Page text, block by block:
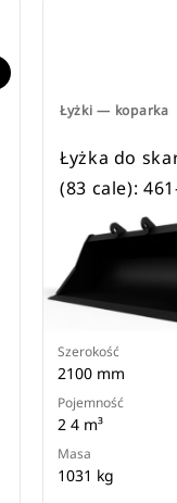
Łyżki — koparka
Łyżka do
(83 cale):
Szerokość
2100 mm
Pojemność
2 4 m³
Masa
1031 kg